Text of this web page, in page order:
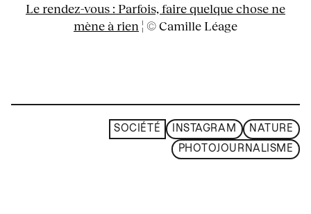
Le rendez-vous : Parfois, faire quelque chose ne
mène à rien ¦ © Camille Léage
SOCIÉTÉ INSTAGRAM NATURE
PHOTOJOURNALISME